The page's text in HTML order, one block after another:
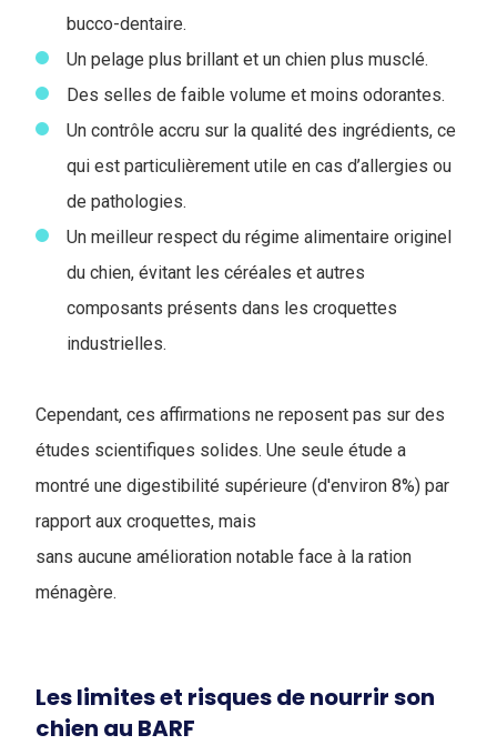
bucco-dentaire.
Un pelage plus brillant et un chien plus musclé.
Des selles de faible volume et moins odorantes.
Un contrôle accru sur la qualité des ingrédients, ce
qui est particulièrement utile en cas d’allergies ou
de pathologies.
Un meilleur respect du régime alimentaire originel
du chien, évitant les céréales et autres
composants présents dans les croquettes
industrielles.
Cependant, ces affirmations ne reposent pas sur des
études scientifiques solides. Une seule étude a
montré une digestibilité supérieure (d'environ 8%) par
rapport aux croquettes, mais
sans aucune amélioration notable face à la ration
ménagère.
Les limites et risques de nourrir son
chien au BARF